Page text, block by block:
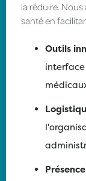
la réduire.
santé en
Outils